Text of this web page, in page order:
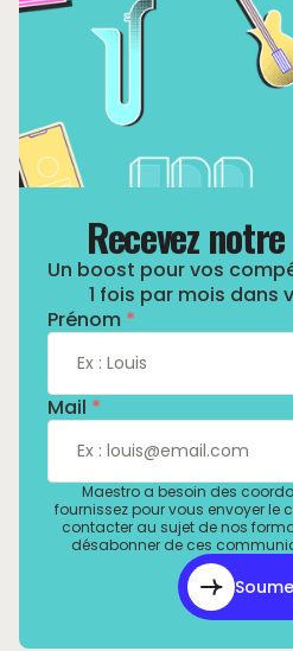
Recevez
Un boost pour vos
1 fois par mois dans
Prénom *
Mail *
Maestro a besoin des
fournissez pour vous envoyer le
contacter au sujet de nos
désabonner de ces